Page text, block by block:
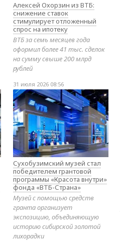
Алексей Охорзин из ВТБ:
снижение ставок
стимулирует отложенный
спрос на ипотеку
ВТБ за семь месяцев года
оформил более 41 тыс. сделок
на сумму свыше 200 млрд
рублей
31 июля 2026 08:56
Сухобузимский музей стал
победителем грантовой
программы «Красота внутри»
фонда «ВТБ-Страна»
Музей с помощью средств
гранта организует
экспозицию, объединяющую
историю сибирской золотой
лихорадки